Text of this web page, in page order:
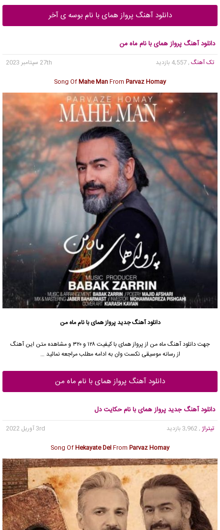
دانلود آهنگ پرواز همای با نام بوسه ی آخر
دانلود آهنگ پرواز همای با نام ماه من
تک آهنگ , 4,557 بازدید
27th سپتامبر 2023
Song OfMahe ManFrom Parvaz Homay
دانلود آهنگ جدیدپرواز همایبا نام ماه من
جهت دانلود آهنگ ماه من از پرواز همای
با کیفیت ۱۲۸ و ۳۲۰ و مشاهده متن این آهنگ
از رسانه موسیقی نکست وان به ادامه مطلب مراجعه نمائید …
دانلود آهنگ پرواز همای با نام ماه من
دانلود آهنگ جدید پرواز همای با نام حکایت دل
تیتراژ , 3,962 بازدید
3rd آوریل 2022
Song OfHekayate DelFrom Parvaz Homay